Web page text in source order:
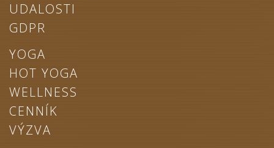
UDALOSTI
GDPR
YOGA
HOT YOGA
WELLNESS
CENNÍK
VÝZVA